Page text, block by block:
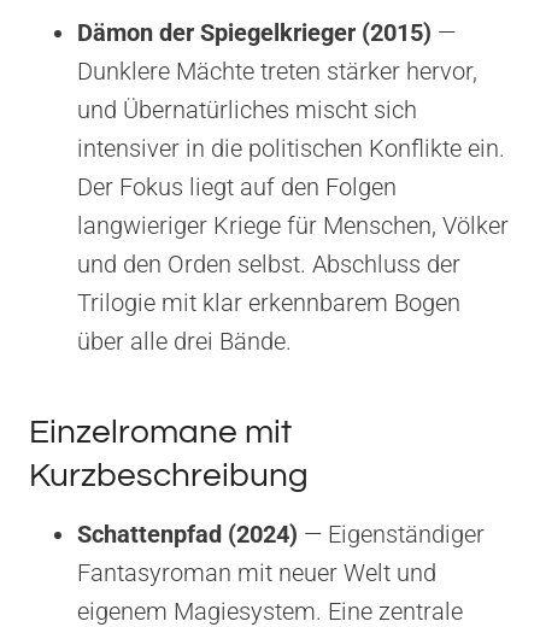
Dämon der Spiegelkrieger (2015) —
Dunklere Mächte treten stärker hervor,
und Übernatürliches mischt sich
intensiver in die politischen Konflikte ein.
Der Fokus liegt auf den Folgen
langwieriger Kriege für Menschen, Völker
und den Orden selbst. Abschluss der
Trilogie mit klar erkennbarem Bogen
über alle drei Bände.
Einzelromane mit
Kurzbeschreibung
Schattenpfad (2024) — Eigenständiger
Fantasyroman mit neuer Welt und
eigenem Magiesystem. Eine zentrale